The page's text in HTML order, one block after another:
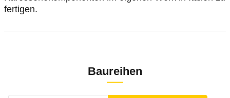
fertigen.
Baureihen